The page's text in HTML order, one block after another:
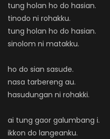
tung holan ho do hasian.
tinodo ni rohakku.
tung holan ho do hasian.
sinolom ni matakku.
ho do sian sasude.
nasa tarbereng au.
hasudungan ni rohakki.
ai tung gaor galumbang i.
ikkon do langeanku.